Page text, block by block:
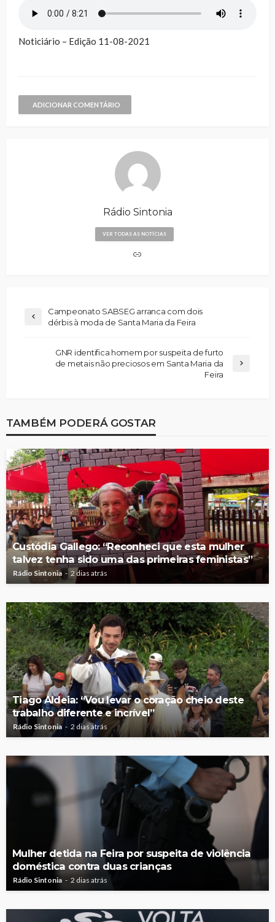
Noticiário – Edição 11-08-2021
ADICIONAR COMENTÁRIO
Rádio Sintonia
VER TODAS AS NOTÍCIAS
Campeonato SABSEG arranca com dois
dérbis à moda de Santa Maria da Feira
GNR identifica homem por suspeita de furto
de metais não preciosos em Santa Maria da
Feira
TAMBÉM PODERÁ GOSTAR
Custódia Gallego: “Reconheci que esta mulher
talvez tenha sido uma das primeiras feministas”
Rádio Sintonia 2 dias atrás
Tiago Aldeia: “Vou levar o coração cheio deste
trabalho diferente e incrível”
Rádio Sintonia 2 dias atrás
Mulher detida na Feira por suspeita de violência
doméstica contra duas crianças
Rádio Sintonia 2 dias atrás